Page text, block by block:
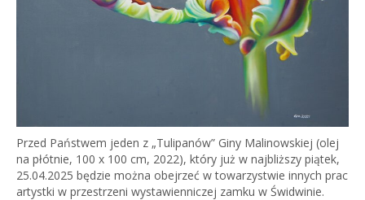
Przed Państwem jeden z „Tulipanów” Giny Malinowskiej (olej
na płótnie, 100 x 100 cm, 2022), który już w najbliższy piątek,
25.04.2025 będzie można obejrzeć w towarzystwie innych prac
artystki w przestrzeni wystawienniczej zamku w Świdwinie.